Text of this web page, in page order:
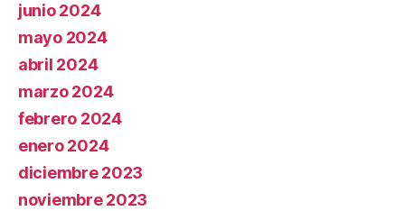
junio 2024
mayo 2024
abril 2024
marzo 2024
febrero 2024
enero 2024
diciembre 2023
noviembre 2023